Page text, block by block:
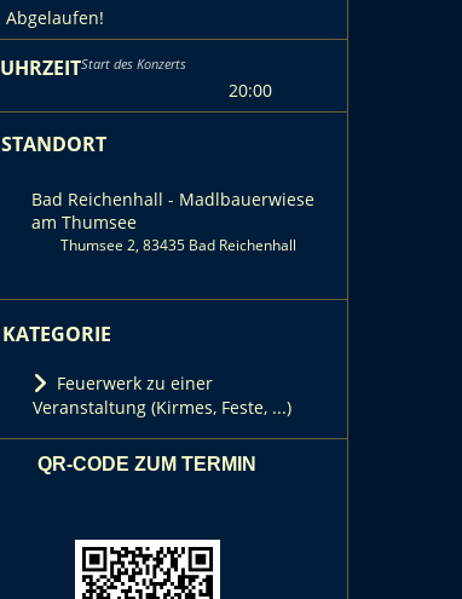
Abgelaufen!
UHRZEITStart des Konzerts
20:00
STANDORT
Bad Reichenhall - Madlbauerwiese
am Thumsee
Thumsee 2, 83435 Bad Reichenhall
KATEGORIE
Feuerwerk zu einer
Veranstaltung (Kirmes, Feste, ...)
QR-CODE ZUM TERMIN